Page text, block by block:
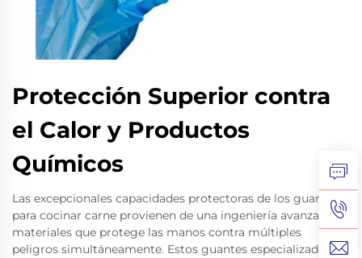
Protección Superior contra
el Calor y Productos
Químicos
Las excepcionales capacidades protectoras de los guantes
para cocinar carne provienen de una ingeniería avanzada de
materiales que protege las manos contra múltiples
peligros simultáneamente. Estos guantes especializados